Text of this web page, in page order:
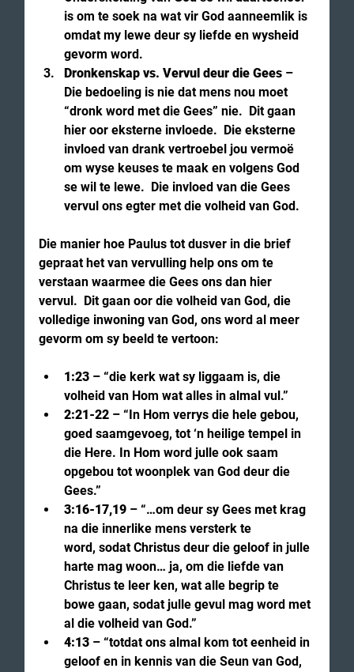
is om te soek na wat vir God aanneemlik is
omdat my lewe deur sy liefde en wysheid
gevorm word.
Dronkenskap vs. Vervul deur die Gees –
Die bedoeling is nie dat mens nou moet
“dronk word met die Gees” nie.  Dit gaan
hier oor eksterne invloede.  Die eksterne
invloed van drank vertroebel jou vermoë
om wyse keuses te maak en volgens God
se wil te lewe.  Die invloed van die Gees
vervul ons egter met die volheid van God.
Die manier hoe Paulus tot dusver in die brief
gepraat het van vervulling help ons om te
verstaan waarmee die Gees ons dan hier
vervul.  Dit gaan oor die volheid van God, die
volledige inwoning van God, ons word al meer
gevorm om sy beeld te vertoon:
1:23 – “die kerk wat sy liggaam is, die
volheid van Hom wat alles in almal vul.”
2:21-22 – “In Hom verrys die hele gebou,
goed saamgevoeg, tot ‘n heilige tempel in
die Here. In Hom word julle ook saam
opgebou tot woonplek van God deur die
Gees.”
3:16-17,19 – “…om deur sy Gees met krag
na die innerlike mens versterk te
word, sodat Christus deur die geloof in julle
harte mag woon… ja, om die liefde van
Christus te leer ken, wat alle begrip te
bowe gaan, sodat julle gevul mag word met
al die volheid van God.”
4:13 – “totdat ons almal kom tot eenheid in
geloof en in kennis van die Seun van God,